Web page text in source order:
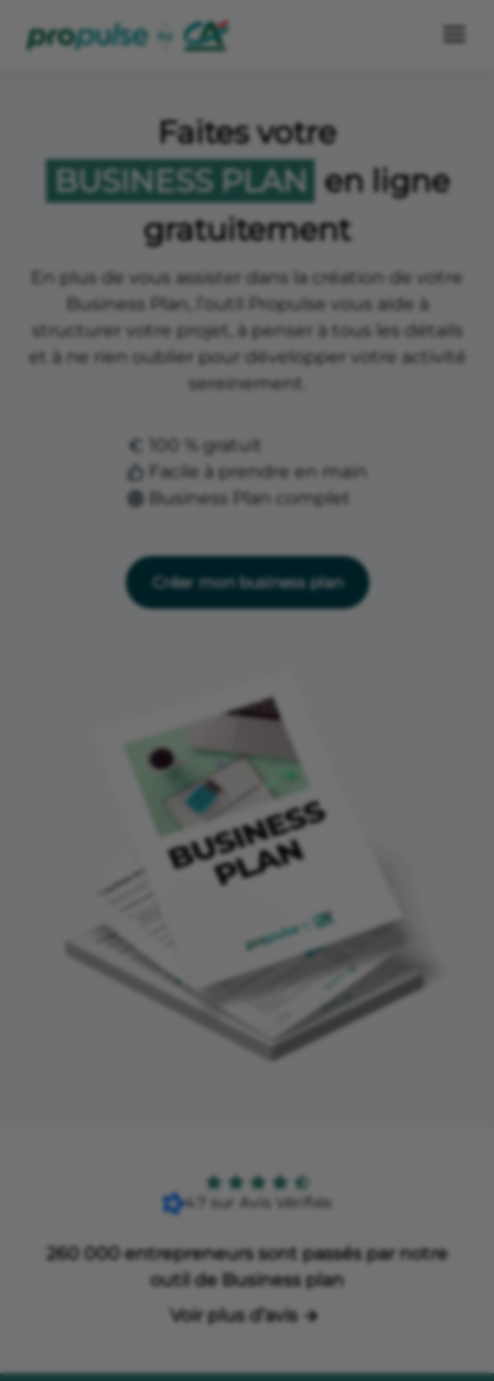
Faites votre
BUSINESS PLAN en ligne
gratuitement
En plus de vous assister dans la création de votre
Business Plan, l’outil Propulse vous aide à
structurer votre projet, à penser à tous les détails
et à ne rien oublier pour développer votre activité
sereinement.
100 % gratuit
Facile à prendre en main
Business Plan complet
Créer mon business plan
4.7 sur Avis Vérifiés
260 000 entrepreneurs sont passés par notre
outil de Business plan
Voir plus d’avis